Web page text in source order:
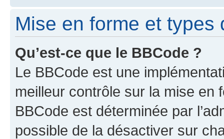
Mise en forme et types
Qu’est-ce que le BBCode ?
Le BBCode est une
meilleur contrôle sur la mise en
BBCode est déterminée par
possible de la désactiver sur